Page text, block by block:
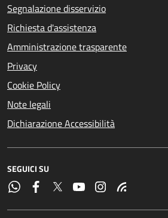
Segnalazione disservizio
Richiesta d'assistenza
Amministrazione trasparente
Privacy
Cookie Policy
Note legali
Dichiarazione Accessibilità
SEGUICI SU